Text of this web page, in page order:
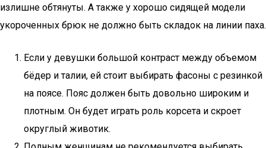
излишне обтянуты. А также у хорошо сидящей модели
укороченных брюк не должно быть складок на линии паха.
Если у девушки большой контраст между объемом
бёдер и талии, ей стоит выбирать фасоны с резинкой
на поясе. Пояс должен быть довольно широким и
плотным. Он будет играть роль корсета и скроет
округлый животик.